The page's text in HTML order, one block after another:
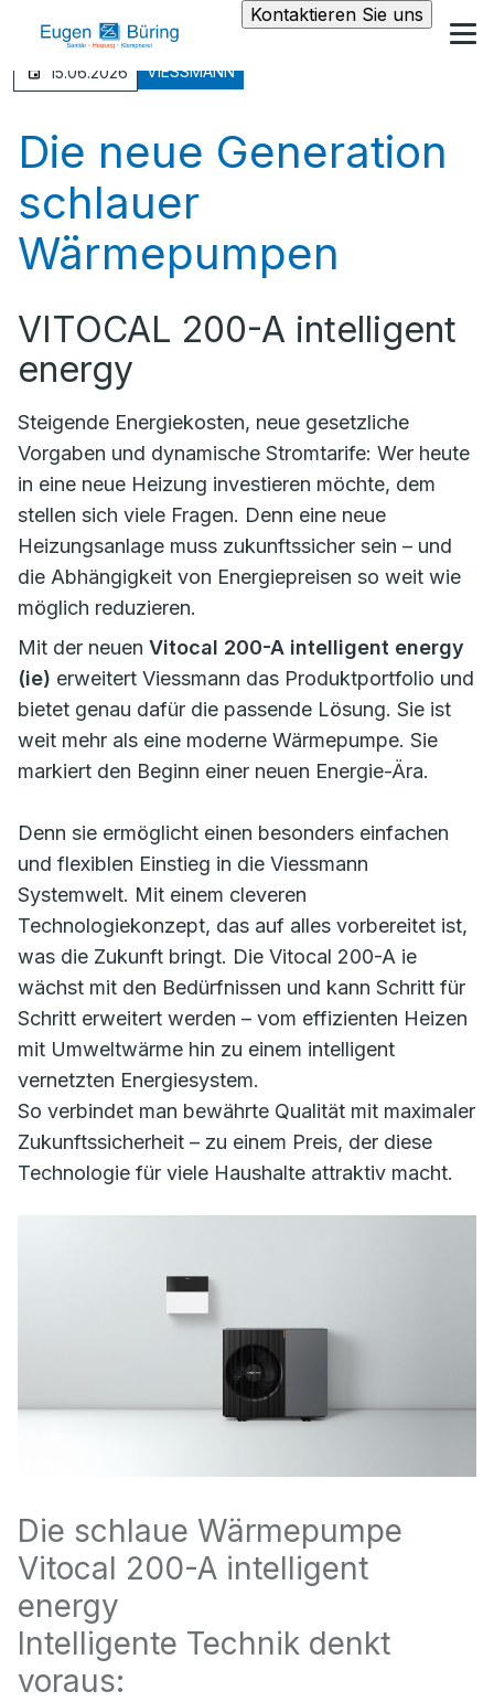
Kontaktieren Sie uns
15.06.2026 VIESSMANN
Die neue Generation
schlauer
Wärmepumpen
VITOCAL 200-A intelligent
energy
Steigende Energiekosten, neue gesetzliche
Vorgaben und dynamische Stromtarife: Wer heute
in eine neue Heizung investieren möchte, dem
stellen sich viele Fragen. Denn eine neue
Heizungsanlage muss zukunftssicher sein – und
die Abhängigkeit von Energiepreisen so weit wie
möglich reduzieren.
Mit der neuen Vitocal 200-A intelligent energy
(ie) erweitert Viessmann das Produktportfolio und
bietet genau dafür die passende Lösung. Sie ist
weit mehr als eine moderne Wärmepumpe. Sie
markiert den Beginn einer neuen Energie-Ära.
Denn sie ermöglicht einen besonders einfachen
und flexiblen Einstieg in die Viessmann
Systemwelt. Mit einem cleveren
Technologiekonzept, das auf alles vorbereitet ist,
was die Zukunft bringt. Die Vitocal 200-A ie
wächst mit den Bedürfnissen und kann Schritt für
Schritt erweitert werden – vom effizienten Heizen
mit Umweltwärme hin zu einem intelligent
vernetzten Energiesystem.
So verbindet man bewährte Qualität mit maximaler
Zukunftssicherheit – zu einem Preis, der diese
Technologie für viele Haushalte attraktiv macht.
Die schlaue Wärmepumpe
Vitocal 200-A intelligent
energy
Intelligente Technik denkt
voraus: